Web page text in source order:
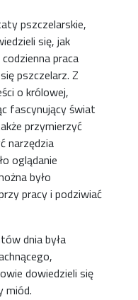
pszczelarskie,
się, jak
praca
pszczelarz. Z
o królowej,
fascynujący świat
przymierzyć
narzędzia
oglądanie
było
pracy i podziwiać
dnia była
dowiedzieli się
miód.